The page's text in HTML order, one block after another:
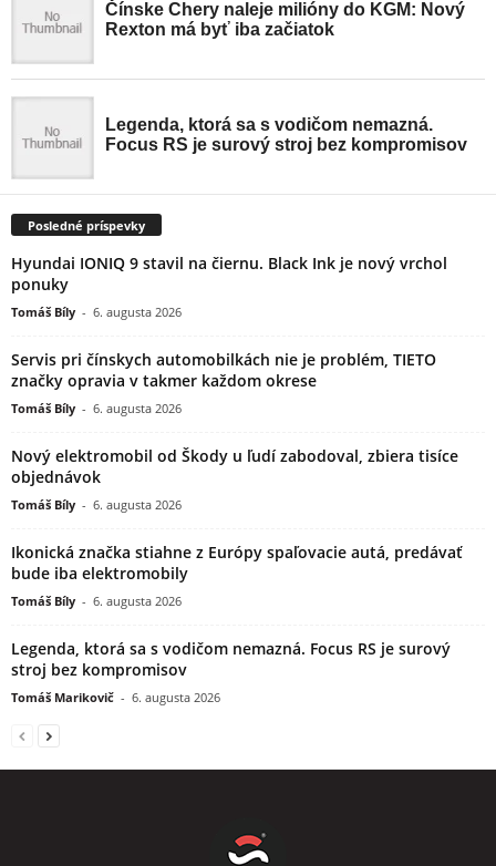
Posledné príspevky
Hyundai IONIQ 9 stavil na čiernu. Black Ink je nový vrchol
ponuky
Tomáš Bíly - 6. augusta 2026
Servis pri čínskych automobilkách nie je problém, TIETO
značky opravia v takmer každom okrese
Tomáš Bíly - 6. augusta 2026
Nový elektromobil od Škody u ľudí zabodoval, zbiera tisíce
objednávok
Tomáš Bíly - 6. augusta 2026
Ikonická značka stiahne z Európy spaľovacie autá, predávať
bude iba elektromobily
Tomáš Bíly - 6. augusta 2026
Legenda, ktorá sa s vodičom nemazná. Focus RS je surový
stroj bez kompromisov
Tomáš Marikovič - 6. augusta 2026